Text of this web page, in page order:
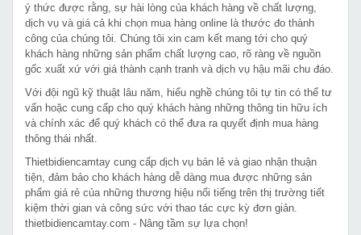
ý thức được rằng, sự hài lòng của khách hàng về chất lượng,
dịch vụ và giá cả khi chọn mua hàng online là thước đo thành
công của chúng tôi. Chúng tôi xin cam kết mang tới cho quý
khách hàng những sản phẩm chất lượng cao, rõ ràng về nguồn
gốc xuất xứ với giá thành cạnh tranh và dịch vụ hậu mãi chu đáo.
Với đội ngũ kỹ thuật lâu năm, hiểu nghề chúng tôi tự tin có thể tư
vấn hoặc cung cấp cho quý khách hàng những thông tin hữu ích
và chính xác để quý khách có thể đưa ra quyết định mua hàng
thông thái nhất.
Thietbidiencamtay cung cấp dịch vụ bán lẻ và giao nhận thuận
tiện, đảm bảo cho khách hàng dễ dàng mua được những sản
phẩm giá rẻ của những thương hiệu nổi tiếng trên thị trường tiết
kiệm thời gian và công sức với thao tác cực kỳ đơn giản.
thietbidiencamtay.com - Nâng tầm sự lựa chọn!